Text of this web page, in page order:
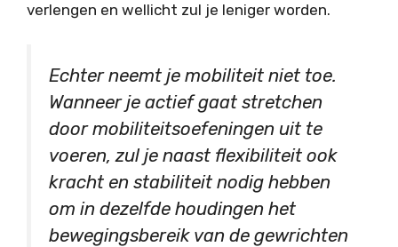
verlengen en wellicht zul je leniger worden.
Echter neemt je mobiliteit niet toe.
Wanneer je actief gaat stretchen
door mobiliteitsoefeningen uit te
voeren, zul je naast flexibiliteit ook
kracht en stabiliteit nodig hebben
om in dezelfde houdingen het
bewegingsbereik van de gewrichten